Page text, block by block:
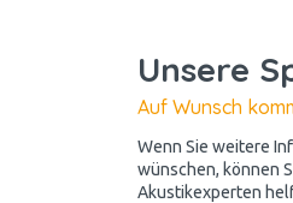
Unsere
Auf Wunsch
Wenn Sie weitere
wünschen, können
Akustikexperten